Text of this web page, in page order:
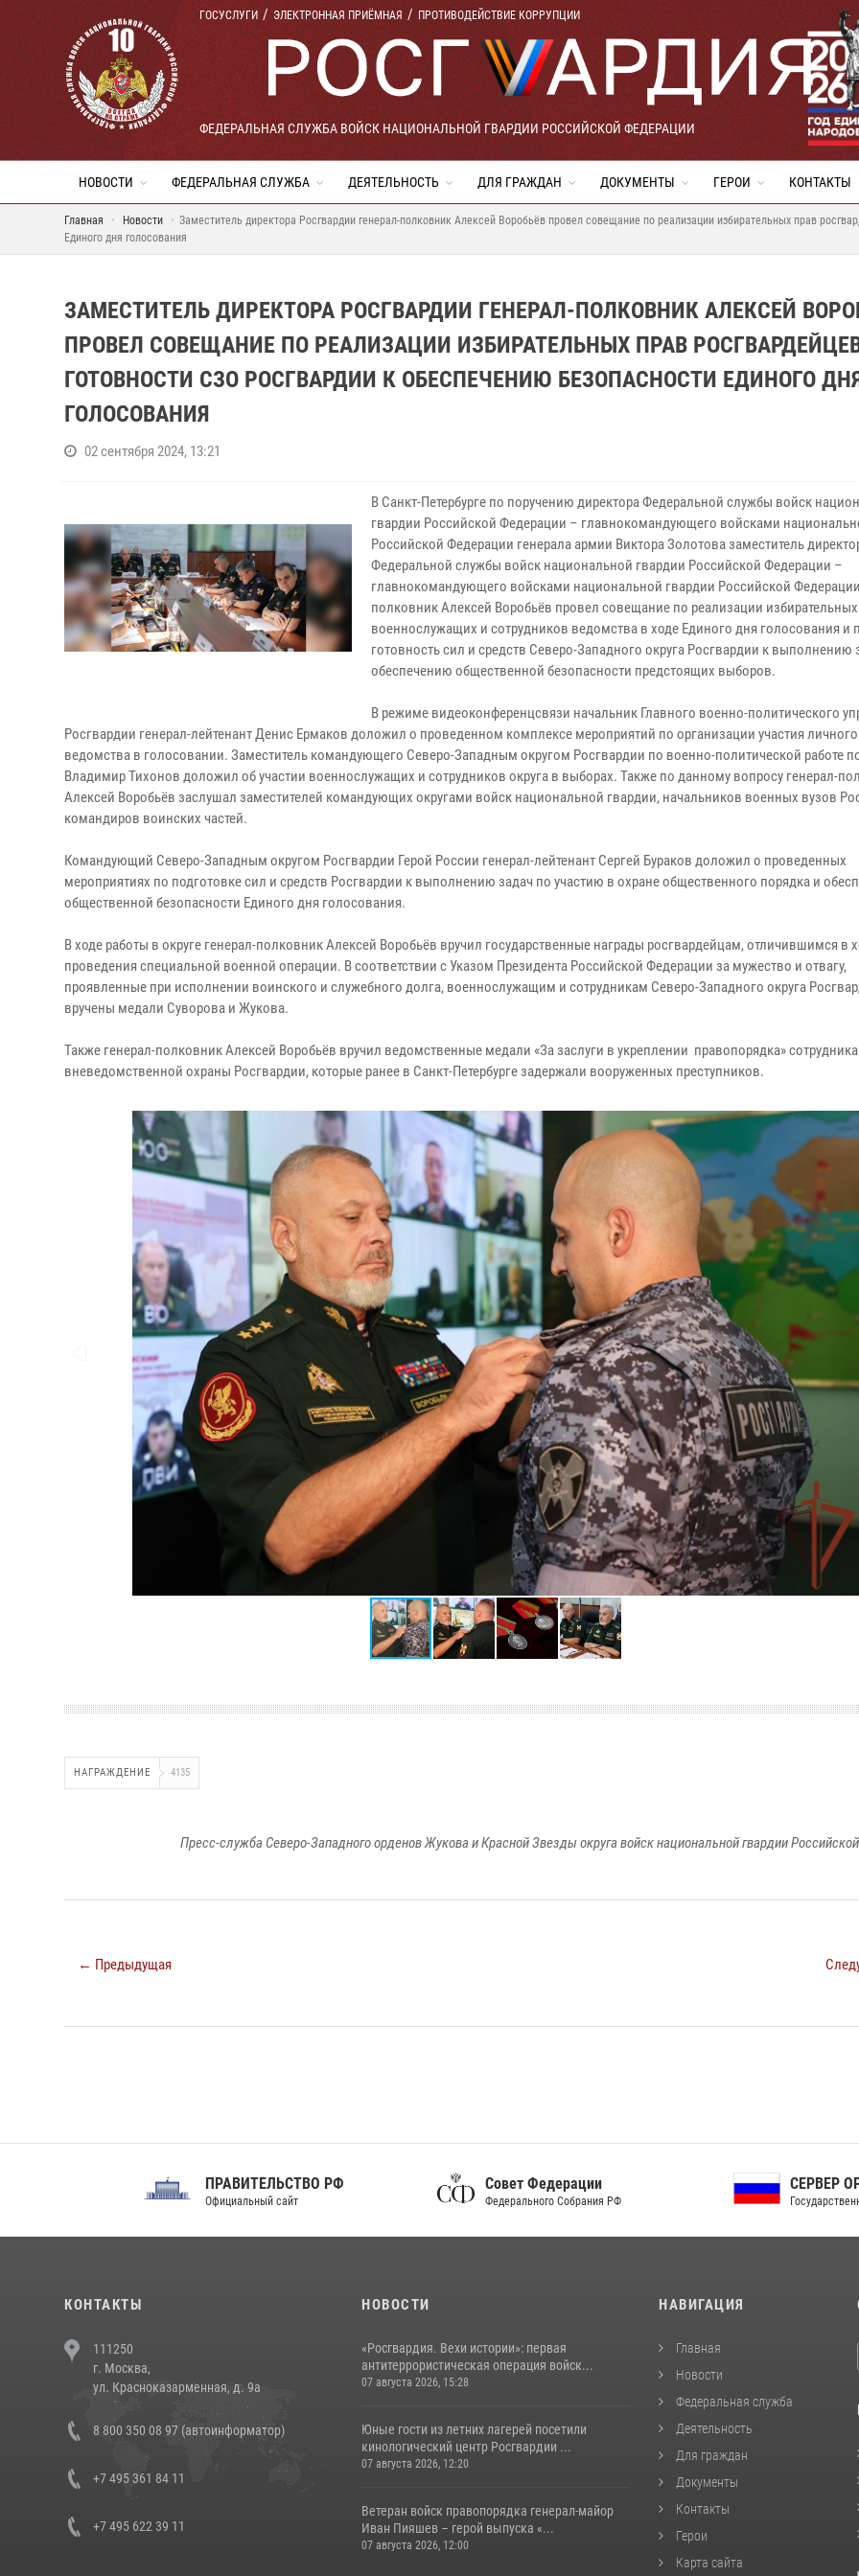
ГОСУСЛУГИ ЭЛЕКТРОННАЯ ПРИЁМНАЯ ПРОТИВОДЕЙСТВИЕ КОРРУПЦИИ
ФЕДЕРАЛЬНАЯ СЛУЖБА ВОЙСК НАЦИОНАЛЬНОЙ ГВАРДИИ РОССИЙСКОЙ ФЕДЕРАЦИИ
НОВОСТИ ФЕДЕРАЛЬНАЯ СЛУЖБА ДЕЯТЕЛЬНОСТЬ ДЛЯ ГРАЖДАН ДОКУМЕНТЫ ГЕРОИ КОНТАКТЫ
Главная Новости
Заместитель директора Росгвардии генерал-полковник Алексей Воробьёв провел совещание по реализации избирательных прав
Единого дня голосования
ЗАМЕСТИТЕЛЬ ДИРЕКТОРА РОСГВАРДИИ ГЕНЕРАЛ-ПОЛКОВНИК АЛЕКСЕЙ
ПРОВЕЛ СОВЕЩАНИЕ ПО РЕАЛИЗАЦИИ ИЗБИРАТЕЛЬНЫХ ПРАВ
ГОТОВНОСТИ СЗО РОСГВАРДИИ К ОБЕСПЕЧЕНИЮ БЕЗОПАСНОСТИ ЕДИНОГО
ГОЛОСОВАНИЯ
02 сентября 2024, 13:21
В Санкт-Петербурге по поручению директора Федеральной службы войск
гвардии Российской Федерации – главнокомандующего войсками
Российской Федерации генерала армии Виктора Золотова заместитель
Федеральной службы войск национальной гвардии Российской Федерации –
главнокомандующего войсками национальной гвардии Российской
полковник Алексей Воробьёв провел совещание по реализации
военнослужащих и сотрудников ведомства в ходе Единого дня голосования и
готовность сил и средств Северо-Западного округа Росгвардии к выполнению
обеспечению общественной безопасности предстоящих выборов.
В режиме видеоконференцсвязи начальник Главного военно-политического
Росгвардии генерал-лейтенант Денис Ермаков доложил о проведенном комплексе мероприятий по организации участия
ведомства в голосовании. Заместитель командующего Северо-Западным округом Росгвардии по военно-политической работе
Владимир Тихонов доложил об участии военнослужащих и сотрудников округа в выборах. Также по данному вопросу генерал-
Алексей Воробьёв заслушал заместителей командующих округами войск национальной гвардии, начальников военных вузов
командиров воинских частей.
Командующий Северо-Западным округом Росгвардии Герой России генерал-лейтенант Сергей Бураков доложил о проведенных
мероприятиях по подготовке сил и средств Росгвардии к выполнению задач по участию в охране общественного порядка и
общественной безопасности Единого дня голосования.
В ходе работы в округе генерал-полковник Алексей Воробьёв вручил государственные награды росгвардейцам, отличившимся в
проведения специальной военной операции. В соответствии с Указом Президента Российской Федерации за мужество и отвагу,
проявленные при исполнении воинского и служебного долга, военнослужащим и сотрудникам Северо-Западного округа
вручены медали Суворова и Жукова.
Также генерал-полковник Алексей Воробьёв вручил ведомственные медали «За заслуги в укреплении правопорядка»
вневедомственной охраны Росгвардии, которые ранее в Санкт-Петербурге задержали вооруженных преступников.
НАГРАЖДЕНИЕ 4135
Пресс-служба Северо-Западного орденов Жукова и Красной Звезды округа войск национальной гвардии
← Предыдущая
ПРАВИТЕЛЬСТВО РФ
Официальный сайт
Совет Федерации
Федерального Собрания РФ
СЕРВЕР ОРГАНОВ
Государственной власти РФ
КОНТАКТЫ
111250
г. Москва,
ул. Красноказарменная, д. 9а
8 800 350 08 97 (автоинформатор)
+7 495 361 84 11
+7 495 622 39 11
НОВОСТИ
«Росгвардия. Вехи истории»: первая
антитеррористическая операция войск...
07 августа 2026, 15:28
Юные гости из летних лагерей посетили
кинологический центр Росгвардии ...
07 августа 2026, 12:20
Ветеран войск правопорядка генерал-майор
Иван Пияшев – герой выпуска «...
07 августа 2026, 12:00
НАВИГАЦИЯ
Главная
Новости
Федеральная служба
Деятельность
Для граждан
Документы
Контакты
Герои
Карта сайта